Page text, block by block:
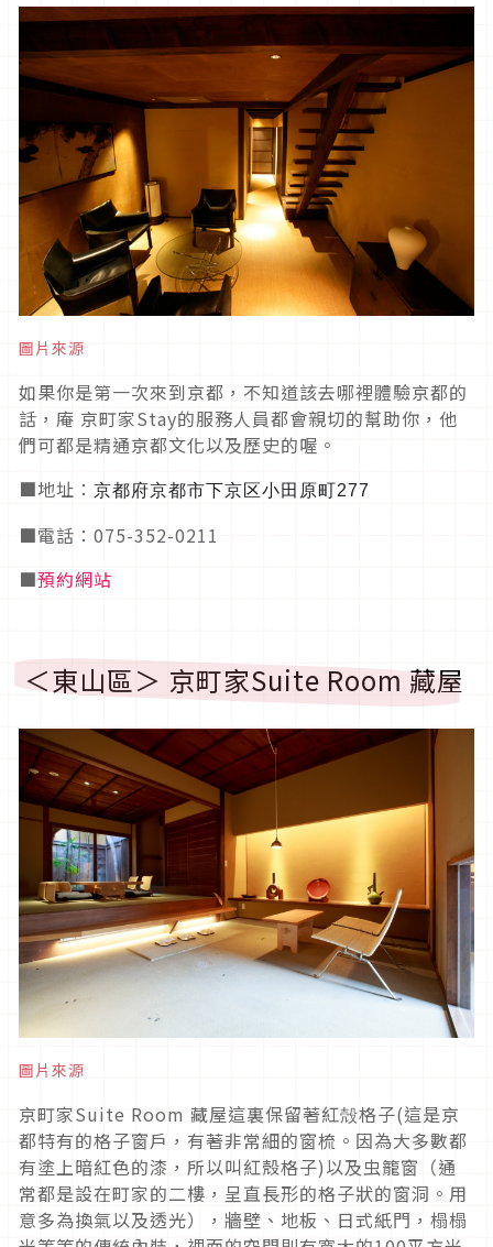
圖片來源
如果你是第一次來到京都，不知道該去哪裡體驗京都的
話，庵 京町家Stay的服務人員都會親切的幫助你，他
們可都是精通京都文化以及歷史的喔。
■地址： 京都府京都市下京区小田原町277
■電話：075-352-0211
■預約網站
＜東山區＞ 京町家Suite Room 藏屋
圖片來源
京町家Suite Room 藏屋這裏保留著紅殻格子(這是京
都特有的格子窗戶，有著非常細的窗梳。因為大多數都
有塗上暗紅色的漆，所以叫紅殼格子)以及虫籠窗（通
常都是設在町家的二樓，呈直長形的格子狀的窗洞。用
意多為換氣以及透光），牆壁、地板、日式紙門，榻榻